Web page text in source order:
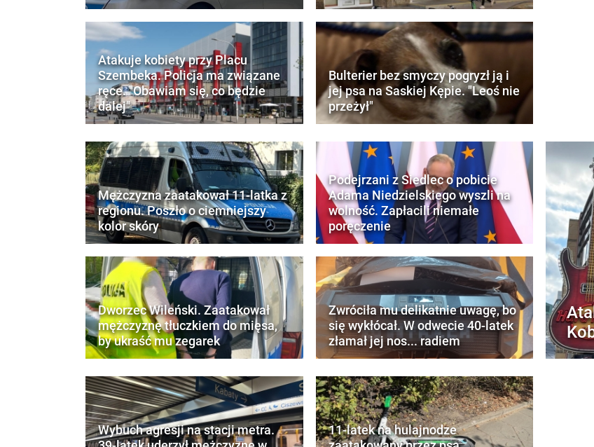
Atakuje kobiety przy Placu
Szembeka. Policja ma związane
ręce. "Obawiam się, co będzie
dalej"
Bulterier bez smyczy pogryzł ją i
jej psa na Saskiej Kępie. "Leoś nie
przeżył"
Mężczyzna zaatakował 11-latka z
regionu. Poszło o ciemniejszy
kolor skóry
Dworzec Wileński. Zaatakował
mężczyznę tłuczkiem do mięsa,
by ukraść mu zegarek
Podejrzani z Siedlec o pobicie
Adama Niedzielskiego wyszli na
wolność. Zapłacili niemałe
poręczenie
Zwróciła mu delikatnie uwagę, bo
się wykłócał. W odwecie 40-latek
złamał jej nos... radiem
Wybuch agresji na stacji metra.
11-latek na hulajnodze